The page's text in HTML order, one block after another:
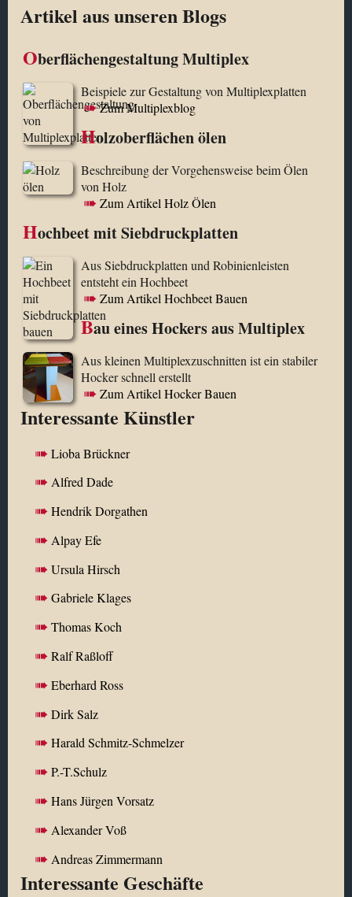
Artikel aus unseren Blogs
Oberflächengestaltung Multiplex
Beispiele zur Gestaltung von Multiplexplatten
Zum Multiplexblog
Holzoberflächen ölen
Beschreibung der Vorgehensweise beim Ölen
von Holz
Zum Artikel Holz Ölen
Hochbeet mit Siebdruckplatten
Aus Siebdruckplatten und Robinienleisten
entsteht ein Hochbeet
Zum Artikel Hochbeet Bauen
Bau eines Hockers aus Multiplex
Aus kleinen Multiplexzuschnitten ist ein stabiler
Hocker schnell erstellt
Zum Artikel Hocker Bauen
Interessante Künstler
Lioba Brückner
Alfred Dade
Hendrik Dorgathen
Alpay Efe
Ursula Hirsch
Gabriele Klages
Thomas Koch
Ralf Raßloff
Eberhard Ross
Dirk Salz
Harald Schmitz-Schmelzer
P.-T.Schulz
Hans Jürgen Vorsatz
Alexander Voß
Andreas Zimmermann
Interessante Geschäfte